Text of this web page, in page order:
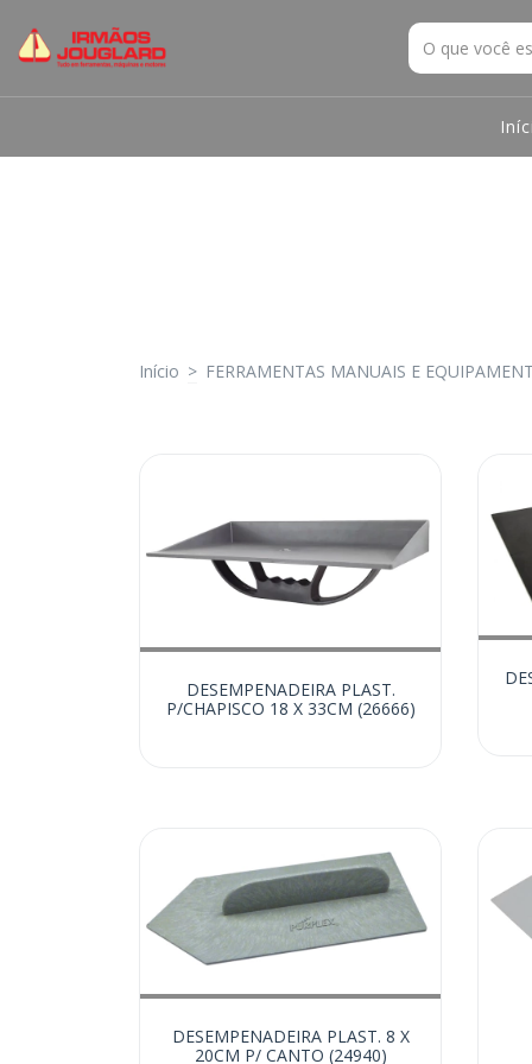
Início > FERRAMENTAS MANUAIS E
DESEMPENADEIRA PLAST.
P/CHAPISCO 18 X 33CM (26666)
DESEMPENADEIRA PLAST. 8 X
20CM P/ CANTO (24940)